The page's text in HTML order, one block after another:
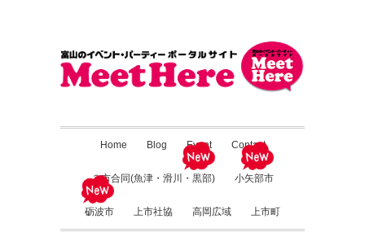
Home Blog Event Contact
３市合同(魚津・滑川・黒部) 小矢部市
砺波市 上市社協 高岡広域 上市町